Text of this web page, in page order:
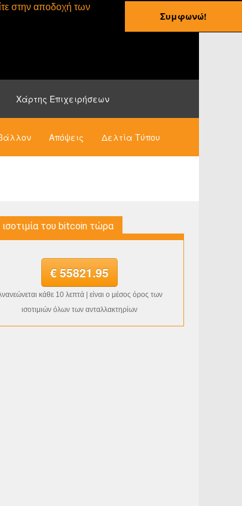
στην αποδοχή των
Συμφωνώ!
Χάρτης Επιχειρήσεων
Απόψεις Δελτία Τύπου
ισοτιμία του bitcoin τώρα
€ 55821.95
κάθε 10 λεπτά | είναι ο μέσος όρος των
ισοτιμιών όλων των ανταλλακτηρίων